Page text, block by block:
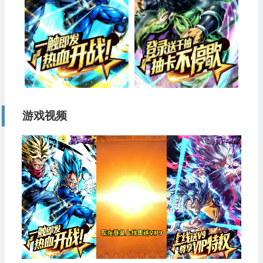
游戏视频
视
频
播
放
器